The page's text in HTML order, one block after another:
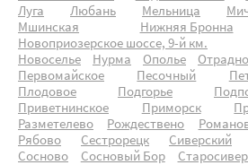
Луга
Любань Мельница
Мшинская
Нижняя Бронна
Новоприозерское шоссе, 9-й км.
Новоселье
Нурма Ополье
Первомайское
Песочный
Плодовое
Подгорье
Приветнинское
Приморск
Разметелево
Рождествено
Рябово
Сестрорецк Сиверский
Сосново
Сосновый Бор